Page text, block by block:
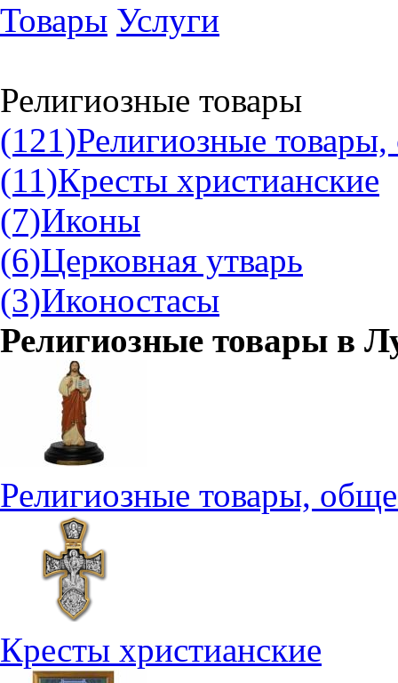
Товары Услуги
Религиозные товары
(121)Религиозные
(11)Кресты христианские
(7)Иконы
(6)Церковная утварь
(3)Иконостасы
Религиозные товары в
Религиозные товары,
Кресты христианские